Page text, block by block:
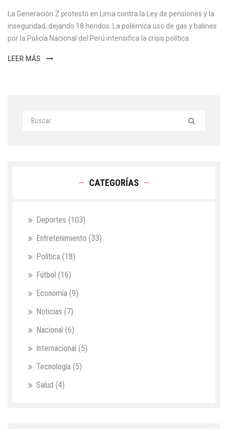
La Generación Z protestó en Lima contra la Ley de pensiones y la
inseguridad, dejando 18 heridos. La polémica uso de gas y balines
por la Policía Nacional del Perú intensifica la crisis política.
LEER MÁS
CATEGORÍAS
Deportes (103)
Entretenimiento (33)
Política (18)
Fútbol (16)
Economía (9)
Noticias (7)
Nacional (6)
Internacional (5)
Tecnología (5)
Salud (4)